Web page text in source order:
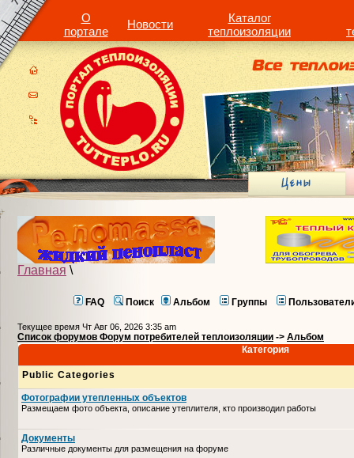
О
портале
Новости
Каталог
теплоизоляции
Главная \
FAQ Поиск Альбом Группы
Текущее время Чт Авг 06, 2026 3:35 am
Список форумов Форум потребителей теплоизоляции -> Альбом
Категория
Public Categories
Фотографии утепленных объектов
Размещаем фото объекта, описание утеплителя, кто производил работы
Документы
Различные документы для размещения на форуме